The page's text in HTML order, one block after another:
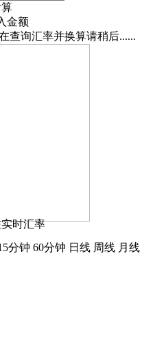
金额
查询汇率并换算请稍后......
时汇率
分钟 60分钟 日线 周线 月线